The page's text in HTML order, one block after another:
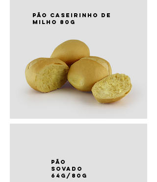
PÃO
sovado
64g/80g
PÃO caseirinho de
milho 80g